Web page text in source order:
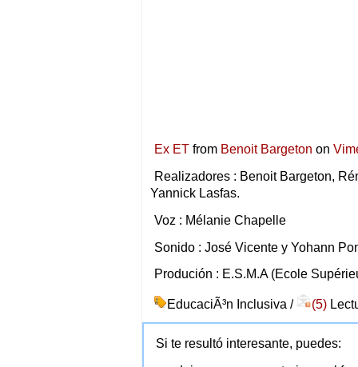
Ex ETfrom Benoit Bargeton on
Realizadores : Benoit Bargeton,
Yannick Lasfas.
Voz : Mélanie Chapelle
Sonido : José Vicente y Yohann
Produción : E.S.M.A (Ecole
EducaciÃ³n Inclusiva / (5)
Si te resultó interesante, puedes: